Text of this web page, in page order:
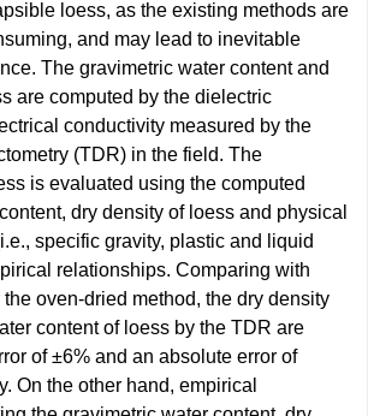
loess, as the existing methods are
and may lead to inevitable
The gravimetric water content and
are computed by the dielectric
conductivity measured by the
(TDR) in the field. The
is evaluated using the computed
dry density of loess and physical
specific gravity, plastic and liquid
relationships. Comparing with
oven-dried method, the dry density
content of loess by the TDR are
of ±6% and an absolute error of
On the other hand, empirical